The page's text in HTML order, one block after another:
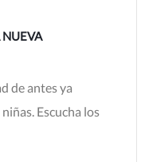
NUEVA
de antes ya
Escucha los